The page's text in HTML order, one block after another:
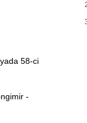
58-ci
-